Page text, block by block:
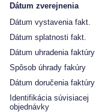
Dátum zverejnenia
Dátum vystavenia fakt.
Dátum splatnosti fakt.
Dátum uhradenia faktúry
Spôsob úhrady fakúry
Dátum doručenia faktúry
Identifikácia súvisiacej
objednávky